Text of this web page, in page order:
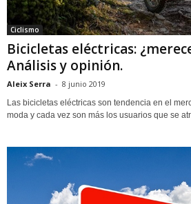
Ciclismo
Bicicletas eléctricas:
Análisis y opinión.
Aleix Serra - 8 junio 2019
Las bicicletas eléctricas son tendencia en el
moda y cada vez son más los usuarios que se